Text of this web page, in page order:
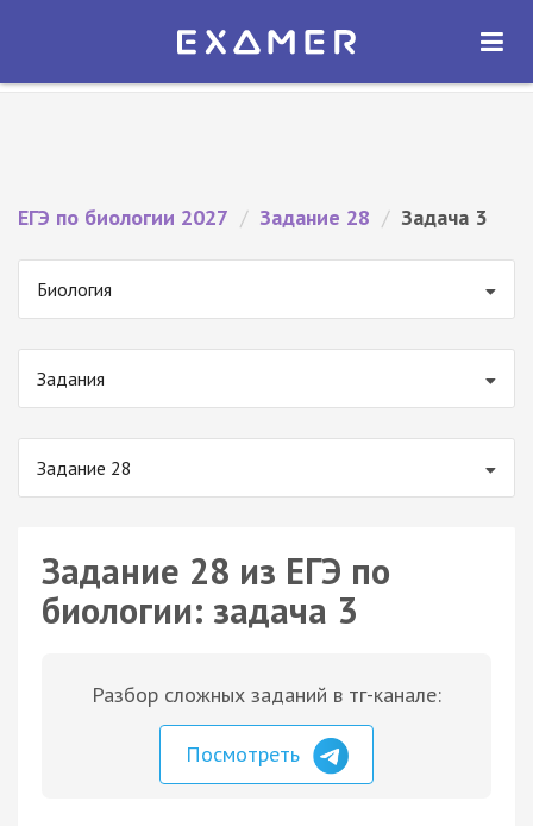
Экзамер — ЕГЭ 2027
ОТКРЫТЬ
ЕГЭ по биологии 2027 / Задание 28 / Задача 3
Биология
Задания
Задание 28
Задание 28 из ЕГЭ по
биологии: задача 3
Разбор сложных заданий в тг-канале:
Посмотреть